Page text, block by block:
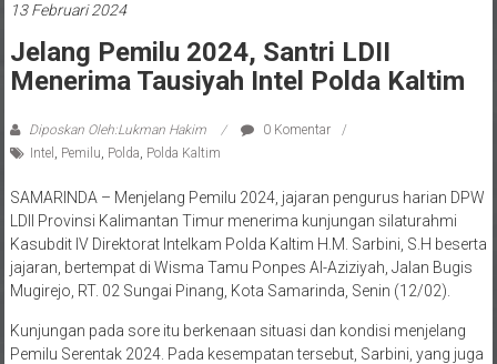
13 Februari 2024
Jelang Pemilu 2024, Santri LDII
Menerima Tausiyah Intel Polda Kaltim
Diposkan Oleh:Lukman Hakim
0 Komentar
Intel , Pemilu, Polda, Polda Kaltim
SAMARINDA – Menjelang Pemilu 2024, jajaran pengurus harian DPW
LDII Provinsi Kalimantan Timur menerima kunjungan silaturahmi
Kasubdit IV Direktorat Intelkam Polda Kaltim H.M. Sarbini, S.H beserta
jajaran, bertempat di Wisma Tamu Ponpes Al-Aziziyah, Jalan Bugis
Mugirejo, RT. 02 Sungai Pinang, Kota Samarinda, Senin (12/02).
Kunjungan pada sore itu berkenaan situasi dan kondisi menjelang
Pemilu Serentak 2024. Pada kesempatan tersebut, Sarbini, yang juga